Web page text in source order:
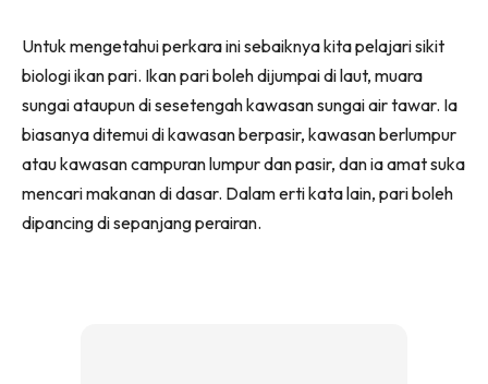
(Twitter)
Untuk mengetahui perkara ini sebaiknya kita pelajari sikit
biologi ikan pari. Ikan pari boleh dijumpai di laut, muara
sungai ataupun di sesetengah kawasan sungai air tawar. Ia
biasanya ditemui di kawasan berpasir, kawasan berlumpur
atau kawasan campuran lumpur dan pasir, dan ia amat suka
mencari makanan di dasar. Dalam erti kata lain, pari boleh
dipancing di sepanjang perairan.